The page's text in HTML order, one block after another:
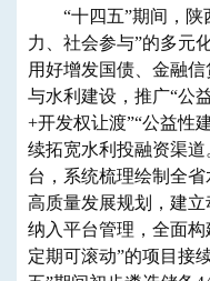
“十四五”期间，陕
力、社会参与”的多元
用好增发国债、金融
与水利建设，推广“公
+开发权让渡”“公益性
续拓宽水利投融资渠
台，系统梳理绘制全
高质量发展规划，建立
纳入平台管理，全面构
定期可滚动”的项目接